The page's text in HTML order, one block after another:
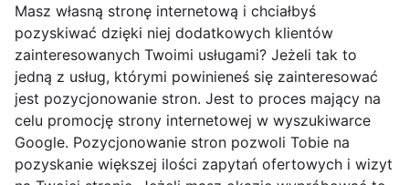
Masz własną stronę internetową i chciałbyś
pozyskiwać dzięki niej dodatkowych klientów
zainteresowanych Twoimi usługami? Jeżeli tak to
jedną z usług, którymi powinieneś się zainteresować
jest pozycjonowanie stron. Jest to proces mający na
celu promocję strony internetowej w wyszukiwarce
Google. Pozycjonowanie stron pozwoli Tobie na
pozyskanie większej ilości zapytań ofertowych i wizyt